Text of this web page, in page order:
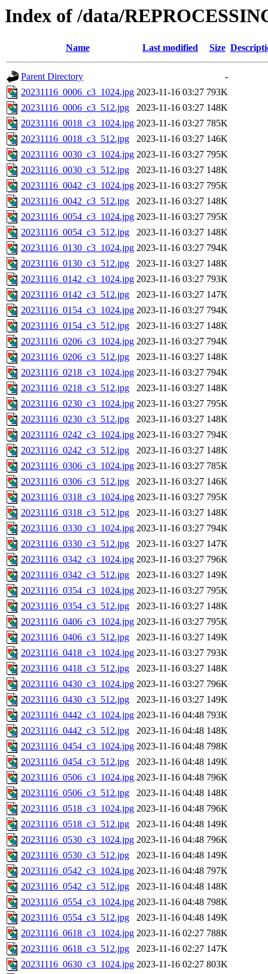
Index of /data/
Name Last modified Size
Parent Directory
-
20231116_0006_c3_1024.jpg 2023-11-16 03:27 793K
20231116_0006_c3_512.jpg
2023-11-16 03:27 148K
20231116_0018_c3_1024.jpg 2023-11-16 03:27 785K
20231116_0018_c3_512.jpg
2023-11-16 03:27 146K
20231116_0030_c3_1024.jpg 2023-11-16 03:27 795K
20231116_0030_c3_512.jpg
2023-11-16 03:27 148K
20231116_0042_c3_1024.jpg 2023-11-16 03:27 795K
20231116_0042_c3_512.jpg
2023-11-16 03:27 148K
20231116_0054_c3_1024.jpg 2023-11-16 03:27 795K
20231116_0054_c3_512.jpg
2023-11-16 03:27 148K
20231116_0130_c3_1024.jpg 2023-11-16 03:27 794K
20231116_0130_c3_512.jpg
2023-11-16 03:27 148K
20231116_0142_c3_1024.jpg 2023-11-16 03:27 793K
20231116_0142_c3_512.jpg
2023-11-16 03:27 147K
20231116_0154_c3_1024.jpg 2023-11-16 03:27 794K
20231116_0154_c3_512.jpg
2023-11-16 03:27 148K
20231116_0206_c3_1024.jpg 2023-11-16 03:27 794K
20231116_0206_c3_512.jpg
2023-11-16 03:27 148K
20231116_0218_c3_1024.jpg 2023-11-16 03:27 794K
20231116_0218_c3_512.jpg
2023-11-16 03:27 148K
20231116_0230_c3_1024.jpg 2023-11-16 03:27 795K
20231116_0230_c3_512.jpg
2023-11-16 03:27 148K
20231116_0242_c3_1024.jpg 2023-11-16 03:27 794K
20231116_0242_c3_512.jpg
2023-11-16 03:27 148K
20231116_0306_c3_1024.jpg 2023-11-16 03:27 785K
20231116_0306_c3_512.jpg
2023-11-16 03:27 146K
20231116_0318_c3_1024.jpg 2023-11-16 03:27 795K
20231116_0318_c3_512.jpg
2023-11-16 03:27 148K
20231116_0330_c3_1024.jpg 2023-11-16 03:27 794K
20231116_0330_c3_512.jpg
2023-11-16 03:27 147K
20231116_0342_c3_1024.jpg 2023-11-16 03:27 796K
20231116_0342_c3_512.jpg
2023-11-16 03:27 149K
20231116_0354_c3_1024.jpg 2023-11-16 03:27 795K
20231116_0354_c3_512.jpg
2023-11-16 03:27 148K
20231116_0406_c3_1024.jpg 2023-11-16 03:27 795K
20231116_0406_c3_512.jpg
2023-11-16 03:27 149K
20231116_0418_c3_1024.jpg 2023-11-16 03:27 793K
20231116_0418_c3_512.jpg
2023-11-16 03:27 148K
20231116_0430_c3_1024.jpg 2023-11-16 03:27 796K
20231116_0430_c3_512.jpg
2023-11-16 03:27 149K
20231116_0442_c3_1024.jpg 2023-11-16 04:48 793K
20231116_0442_c3_512.jpg
2023-11-16 04:48 148K
20231116_0454_c3_1024.jpg 2023-11-16 04:48 798K
20231116_0454_c3_512.jpg
2023-11-16 04:48 149K
20231116_0506_c3_1024.jpg 2023-11-16 04:48 796K
20231116_0506_c3_512.jpg
2023-11-16 04:48 148K
20231116_0518_c3_1024.jpg 2023-11-16 04:48 796K
20231116_0518_c3_512.jpg
2023-11-16 04:48 149K
20231116_0530_c3_1024.jpg 2023-11-16 04:48 796K
20231116_0530_c3_512.jpg
2023-11-16 04:48 149K
20231116_0542_c3_1024.jpg 2023-11-16 04:48 797K
20231116_0542_c3_512.jpg
2023-11-16 04:48 148K
20231116_0554_c3_1024.jpg 2023-11-16 04:48 798K
20231116_0554_c3_512.jpg
2023-11-16 04:48 149K
20231116_0618_c3_1024.jpg 2023-11-16 02:27 788K
20231116_0618_c3_512.jpg
2023-11-16 02:27 147K
20231116_0630_c3_1024.jpg 2023-11-16 02:27 803K